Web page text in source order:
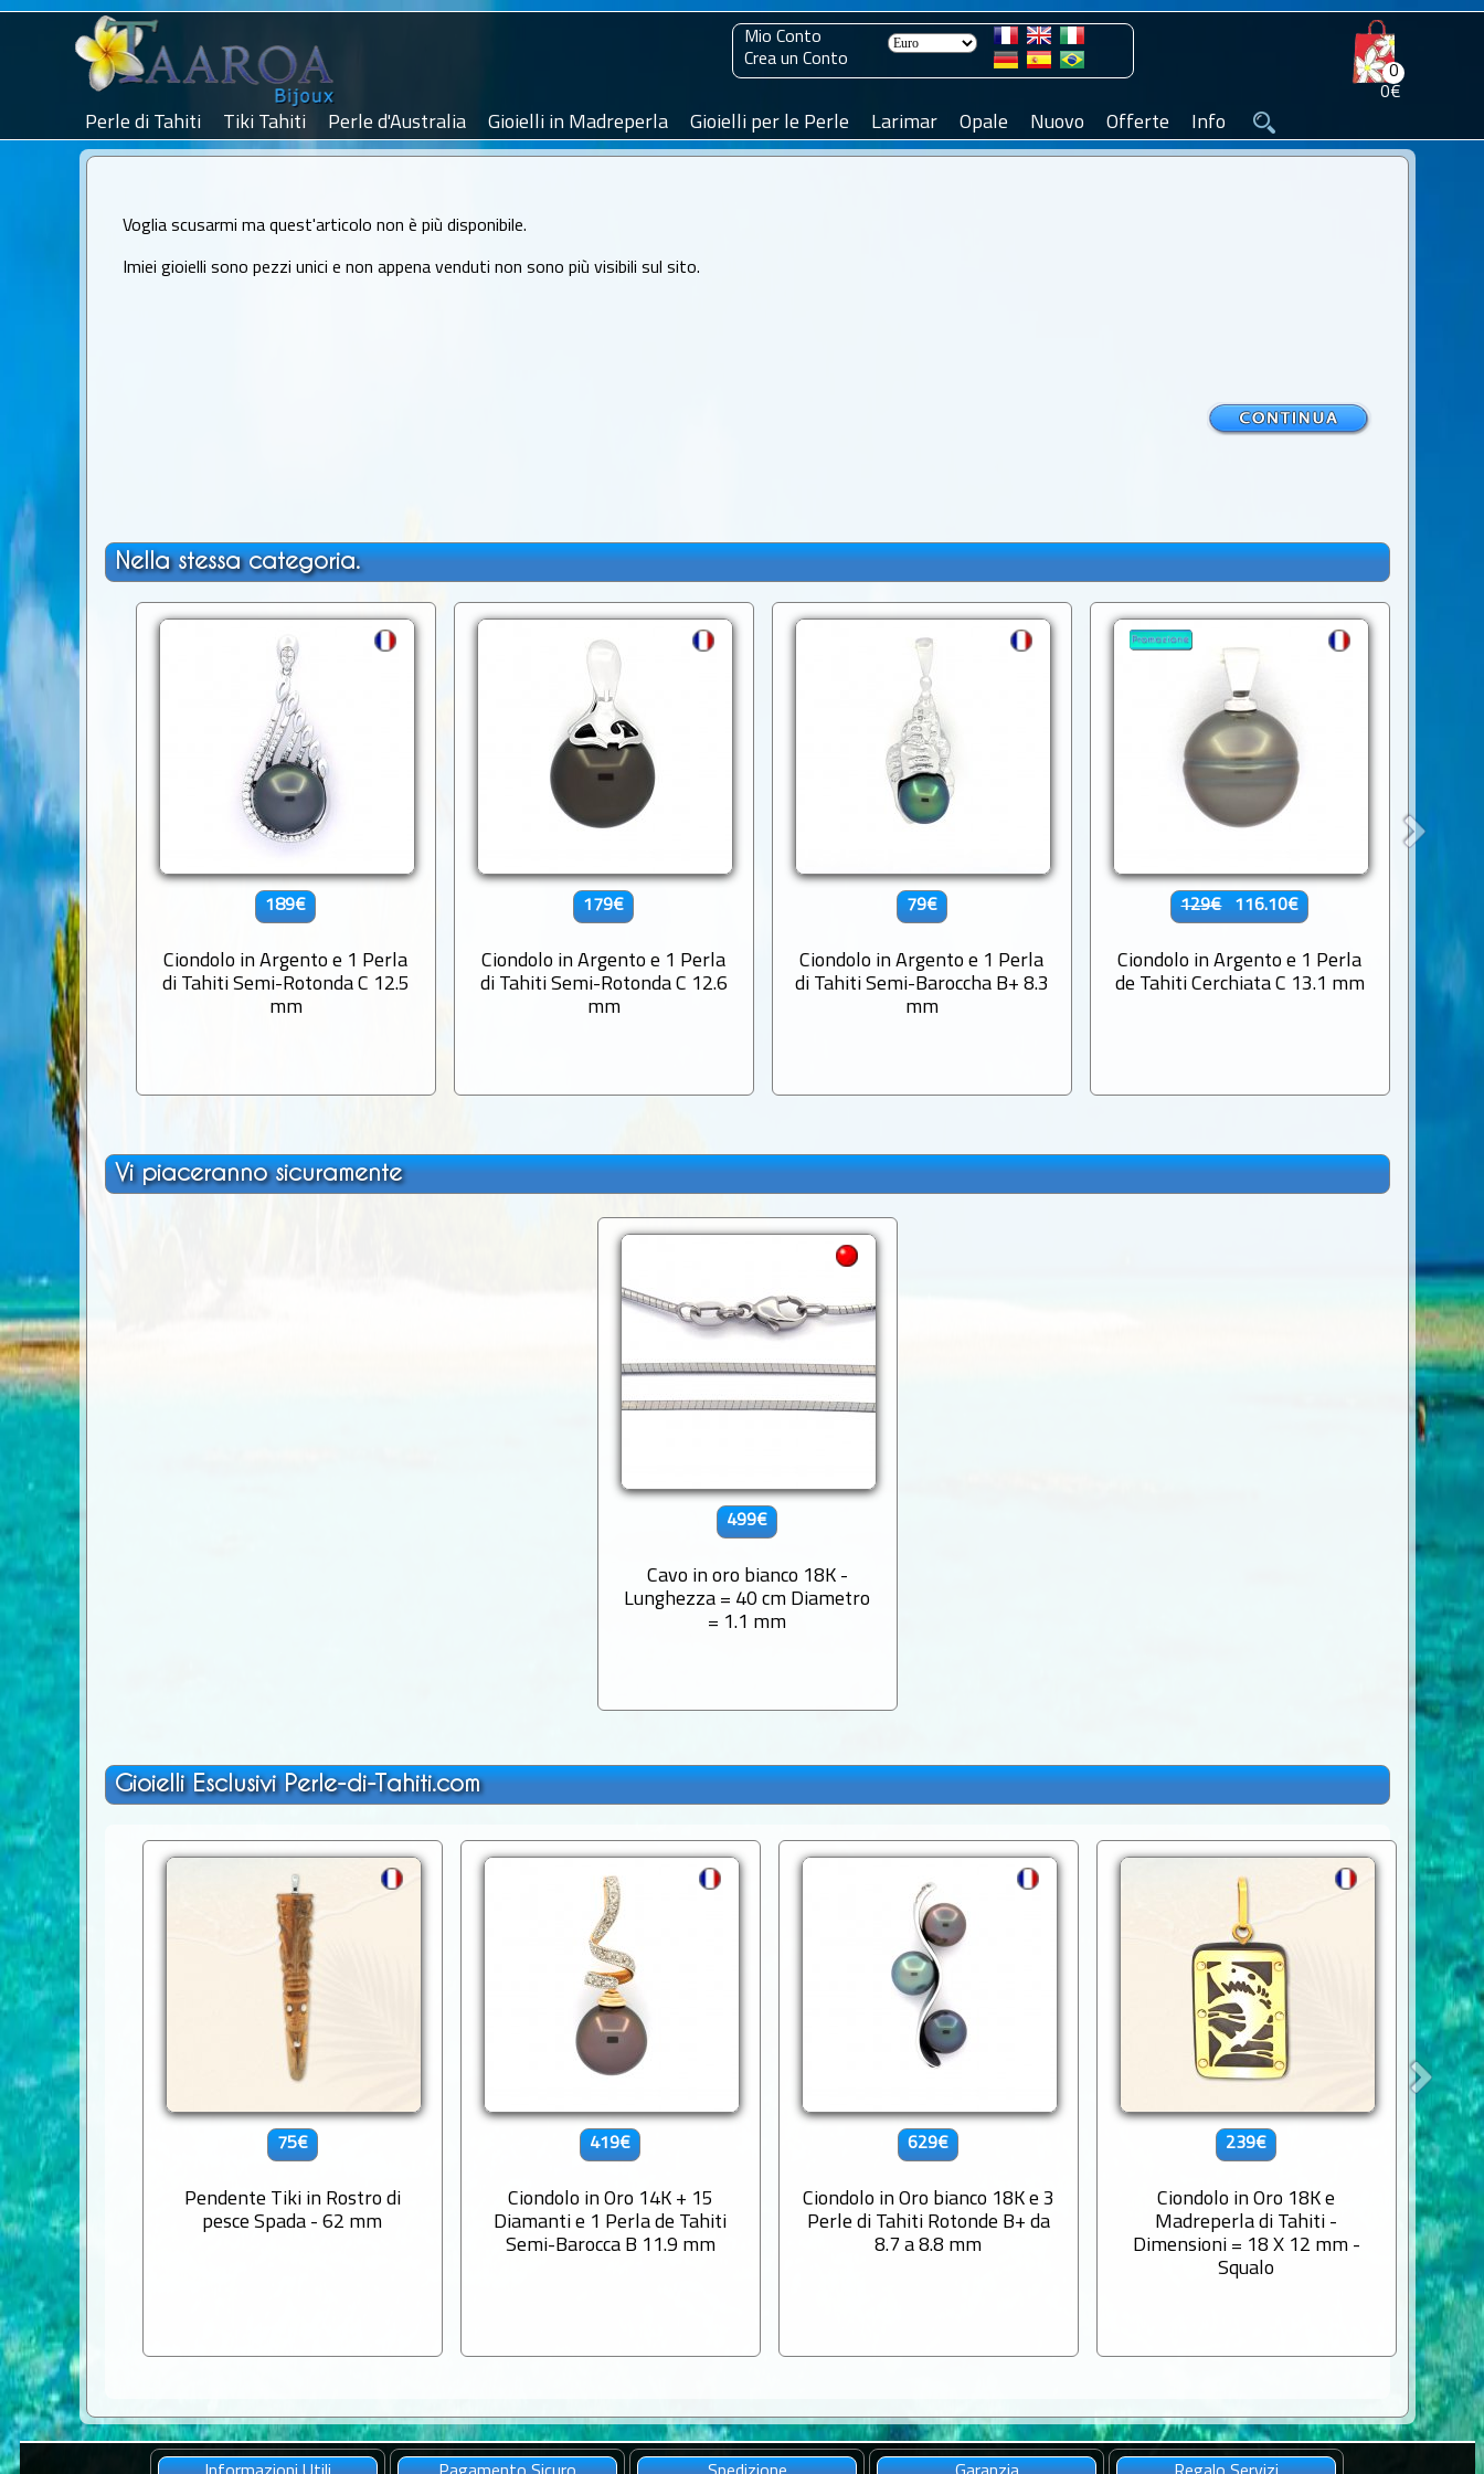
0
0€
Mio Conto
Crea un Conto
Perle di Tahiti Tiki Tahiti Perle d'Australia Gioielli in Madreperla Gioielli per le Perle Larimar Opale Nuovo Offerte Info
Voglia scusarmi ma quest'articolo non è più disponibile.
Imiei gioielli sono pezzi unici e non appena venduti non sono più visibili sul sito.
Nella stessa categoria.
189€
Ciondolo in Argento e 1 Perla
di Tahiti Semi-Rotonda C 12.5
mm
179€
Ciondolo in Argento e 1 Perla
di Tahiti Semi-Rotonda C 12.6
mm
79€
Ciondolo in Argento e 1 Perla
di Tahiti Semi-Baroccha B+ 8.3
mm
129€ 116.10€
Ciondolo in Argento e 1 Perla
de Tahiti Cerchiata C 13.1 mm
Vi piaceranno sicuramente
499€
Cavo in oro bianco 18K -
Lunghezza = 40 cm Diametro
= 1.1 mm
Gioielli Esclusivi Perle-di-Tahiti.com
75€
Pendente Tiki in Rostro di
pesce Spada - 62 mm
419€
Ciondolo in Oro 14K + 15
Diamanti e 1 Perla de Tahiti
Semi-Barocca B 11.9 mm
629€
Ciondolo in Oro bianco 18K e 3
Perle di Tahiti Rotonde B+ da
8.7 a 8.8 mm
239€
Ciondolo in Oro 18K e
Madreperla di Tahiti -
Dimensioni = 18 X 12 mm -
Squalo